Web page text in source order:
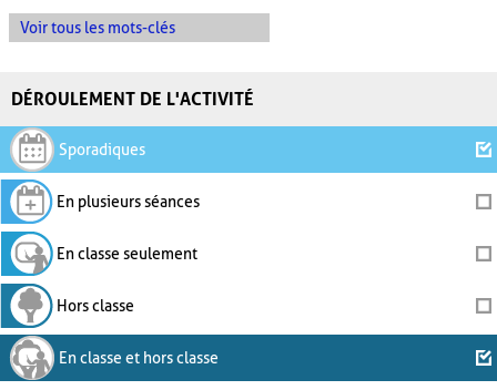
Voir tous les mots-clés
DÉROULEMENT DE L'ACTIVITÉ
Sporadiques
En plusieurs séances
En classe seulement
Hors classe
En classe et hors classe